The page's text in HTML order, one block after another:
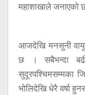
महाशाखाले जनाएको
आजदेखि मनसुनी
छ । सबैभन्दा
सुदूरपश्चिमसम्मका
भोलिदेखि धेरै वर्षा